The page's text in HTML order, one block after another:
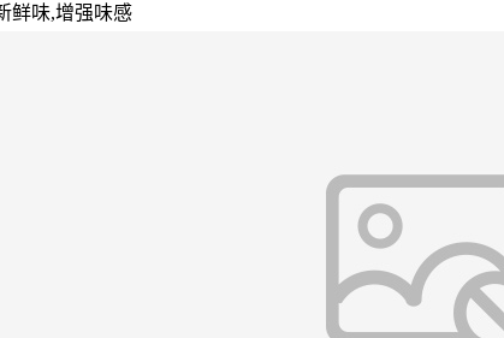
鲜味,增强味感